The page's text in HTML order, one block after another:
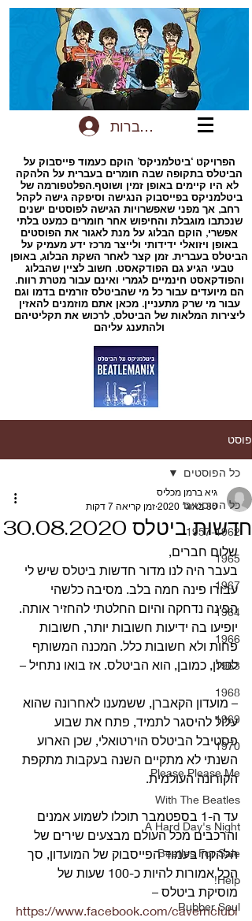
להתחברות
הפרויקט ‘ביטלמניקס’ הוקם כעמוד פייסבוק על
הביטלס בתקופה שבה חומרים בעברית על הלהקה
לא היו קיימים באופן זמין ושוטף.הפלטפורמה של
ביטלמניקס בפייסבוק הנגישה וסיפקה גישה לקהל
רחב, אך מפני שאפשרויות הגישה לפוסטים ישנים
שנכתבו מוגבלת והחיפוש אחר חומרים כמעט בלתי
אפשרי, הוקם הבלוג על מנת לאגור את הפוסטים
באופן ויזואלי ידידותי ולייצר מרכז ידע מעמיק על
הביטלס בעברית. זמן קצר לאחר השקת הבלוג, באופן
טבעי הגיע גם הפודקאסט. חשוב לציין שהבלוג
והפודקאסט חינמיים לגמרי ואינם עבור מטרת רווח.
הם מיועדים עבור כל מי שהביטלס זורמים בדמו וגם
עבור מי שרק מתעניין. מכאן אתם מוזמנים להאזין
ליצירות המלאות של הביטלס, לרכוש את תקליטיהם
ולהתענג עליהם
פוסט
כל הפוסטים
1957-1962
1965
1967
1964
1966
1963
1968
1969
1970
Please Please Me
With The Beatles
A Hard Day's Night
Beatles For Sale
Help!
Rubber Soul
כל הפוסטים
חדשות ביטלס 30.08.2020
גיא ברמן מכליס
30 באוג׳ 2020
זמן קריאה 7 דקות
שלום חברים,
בעבר היה לנו מדור חדשות ביטלס שיש לי
עבורו פינה חמה בלב. מסיבה כלשהי
הפינה נדחקה והיום החלטתי להחזיר אותה.
יופיעו בה ידיעות חשובות יותר, חשובות
פחות ולא חשובות כלל. המכנה המשותף
לכולן, כמובן, הוא הביטלס. אז בואו נתחיל –
– מועדון הקאברן, ששמענו לאחרונה שהוא
עלול להיסגר לתמיד, פתח את שבוע
פסטיבל הביטלס הוירטואלי, שכן הארוע
השנתי לא מתקיים השנה בעקבות מתקפת
הקורונה העולמית.
עד ה-1 בספטמבר תוכלו לשמוע אמנים
והרכבים מכל העולם מבצעים שירים של
הלהקה בעמוד הפייסבוק של המועדון, סך
הכל אמורות להיות כ-100 שעות של
מוסיקת ביטלס –
https://www.facebook.com/cavernclubl